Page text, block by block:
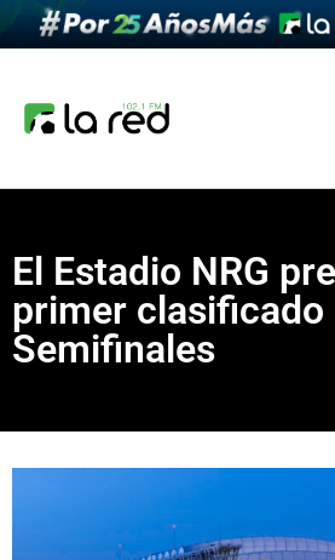
El Estadio NRG
primer clasificado
Semifinales